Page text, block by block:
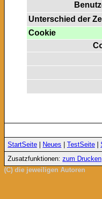
Unterschied der
Cookie
StartSeite Neues TestSeite
Zusatzfunktionen: zum Drucken
(C) die jeweiligen Autoren